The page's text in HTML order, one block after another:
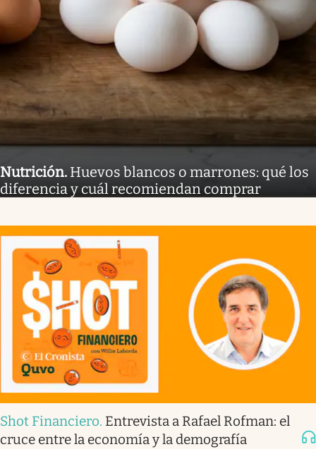
Nutrición. Huevos blancos o marrones: qué los
diferencia y cuál recomiendan comprar
Shot Financiero. Entrevista a Rafael Rofman: el
cruce entre la economía y la demografía